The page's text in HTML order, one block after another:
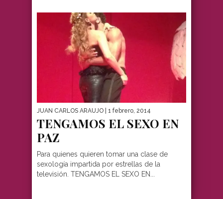
JUAN CARLOS ARAUJO | 1 febrero, 2014
TENGAMOS EL SEXO EN
PAZ
Para quienes quieren tomar una clase de
sexología impartida por estrellas de la
televisión. TENGAMOS EL SEXO EN...